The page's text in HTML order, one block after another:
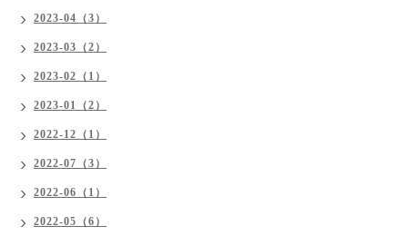
2023-04（3）
2023-03（2）
2023-02（1）
2023-01（2）
2022-12（1）
2022-07（3）
2022-06（1）
2022-05（6）